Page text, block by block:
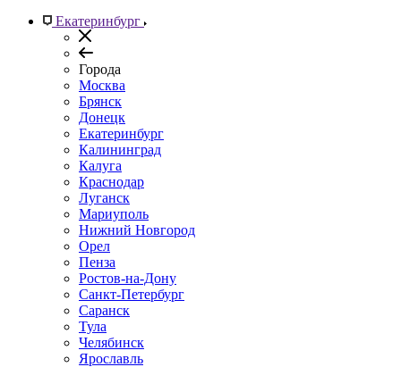
Екатеринбург
Города
Москва
Брянск
Донецк
Екатеринбург
Калининград
Калуга
Краснодар
Луганск
Мариуполь
Нижний Новгород
Орел
Пенза
Ростов-на-Дону
Санкт-Петербург
Саранск
Тула
Челябинск
Ярославль